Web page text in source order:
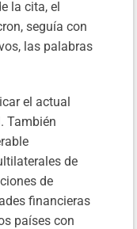
la cita, el
seguía con
las palabras
el actual
También
de
de
financieras
países con